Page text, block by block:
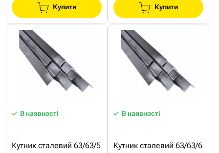
Купити Купити
В наявності
Кутник сталевий 63/63/5
В наявності
Кутник сталевий 63/63/6